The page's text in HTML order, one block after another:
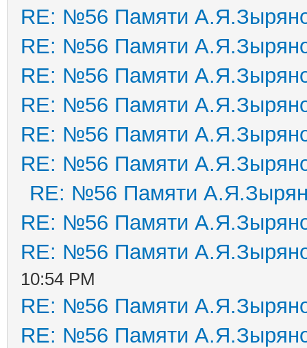
RE: №56 Памяти
RE: №56 Памяти
RE: №56 Памяти
RE: №56 Памяти
RE: №56 Памяти
RE: №56 Памяти
RE: №56 Памяти
RE: №56 Памяти
RE: №56 Памяти
10:54 PM
RE: №56 Памяти
RE: №56 Памяти